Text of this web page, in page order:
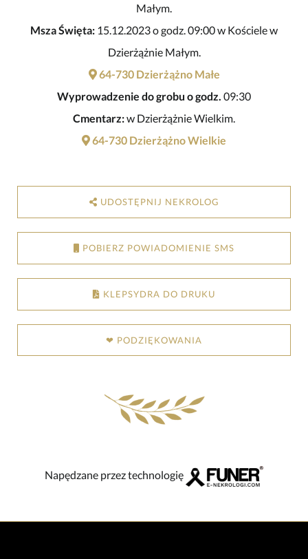
Małym.
Msza Święta: 15.12.2023 o godz. 09:00 w Kościele w
Dzierżążnie Małym.
64-730 Dzierżążno Małe
Wyprowadzenie do grobu o godz. 09:30
Cmentarz:w Dzierżążnie Wielkim.
64-730 Dzierżążno Wielkie
UDOSTĘPNIJ NEKROLOG
POBIERZ POWIADOMIENIE SMS
KLEPSYDRA DO DRUKU
❤ PODZIĘKOWANIA
Napędzane przez technologię